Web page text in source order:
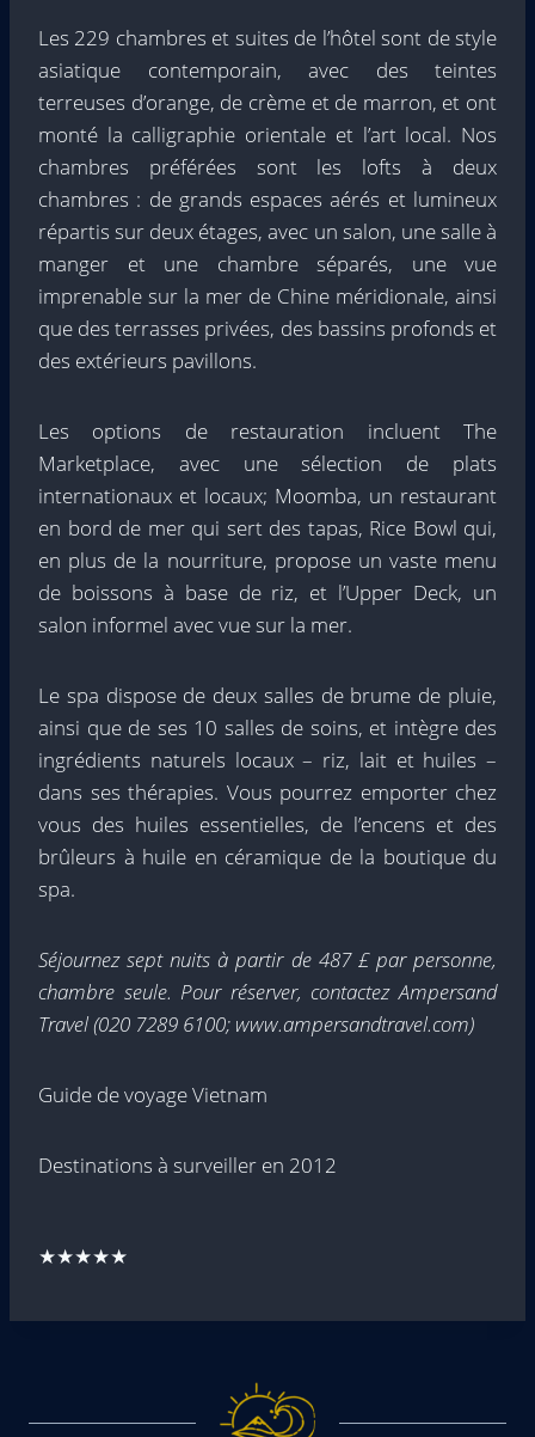
Les 229 chambres et suites de l’hôtel sont de style
asiatique contemporain, avec des teintes
terreuses d’orange, de crème et de marron, et ont
monté la calligraphie orientale et l’art local. Nos
chambres préférées sont les lofts à deux
chambres : de grands espaces aérés et lumineux
répartis sur deux étages, avec un salon, une salle à
manger et une chambre séparés, une vue
imprenable sur la mer de Chine méridionale, ainsi
que des terrasses privées, des bassins profonds et
des extérieurs pavillons.
Les options de restauration incluent The
Marketplace, avec une sélection de plats
internationaux et locaux; Moomba, un restaurant
en bord de mer qui sert des tapas, Rice Bowl qui,
en plus de la nourriture, propose un vaste menu
de boissons à base de riz, et l’Upper Deck, un
salon informel avec vue sur la mer.
Le spa dispose de deux salles de brume de pluie,
ainsi que de ses 10 salles de soins, et intègre des
ingrédients naturels locaux – riz, lait et huiles –
dans ses thérapies. Vous pourrez emporter chez
vous des huiles essentielles, de l’encens et des
brûleurs à huile en céramique de la boutique du
spa.
Séjournez sept nuits à partir de 487 £ par personne,
chambre seule. Pour réserver, contactez Ampersand
Travel (020 7289 6100; www.ampersandtravel.com)
Guide de voyage Vietnam
Destinations à surveiller en 2012
★★★★★